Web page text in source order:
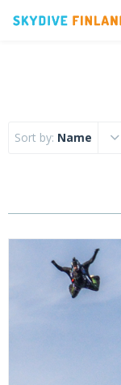
Sort by: Name